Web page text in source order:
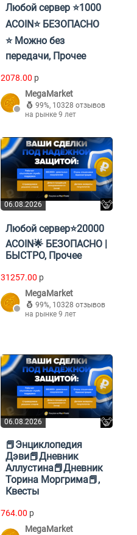
Любой сервер ⭐️1000
ACOIN⭐️ БЕЗОПАСНО
⭐️ Можно без
передачи, Прочее
2078.00 p
MegaMarket
99%, 10328 отзывов
на рынке 9 лет
06.08.2026
Любой сервер⭐20000
ACOIN🌟 БЕЗОПАСНО |
БЫСТРО, Прочее
31257.00 p
MegaMarket
99%, 10328 отзывов
на рынке 9 лет
06.08.2026
📕Энциклопедия
Дэви📕Дневник
Аллустина📕Дневник
Торина Моргрима📕,
Квесты
764.00 p
MegaMarket